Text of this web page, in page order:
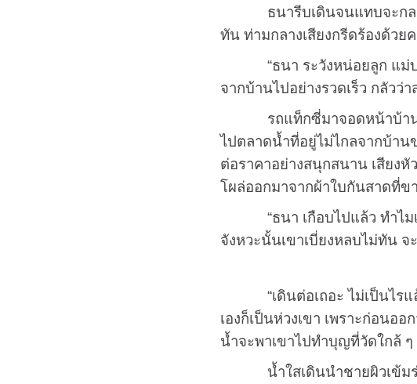
ธนารีบเดินจนแทบจะกลายเ
ทัน ท่ามกลางเสียงกรีดร้องด้วย
“ธนา ระวังหน่อยลูก แม่บอก
จากบ้านไปอย่างรวดเร็ว กลัวว่
รถแท็กซี่มาจอดหน้าบ้านน้ำใ
ไปตลาดน้ำที่อยู่ไม่ไกลจากบ้าน
ต่อราคาอย่างสนุกสนาน เสียง
โผล่ออกมาจากผ้าใบกันสาดที่ข
“ธนา เกือบไปแล้ว ทำไมเดิน
จังหวะนั้นเขาเบี่ยงหลบไม่ทัน จ
“เดินต่อเถอะ ไม่เป็นไรแล้ว
เองก็เป็นห่วงเขา เพราะก่อนอ
น้ำจะพาเขาไปทำบุญที่วัดใกล้ ๆ
น้ำใสเดินนำชายผิวเข้มร่าง